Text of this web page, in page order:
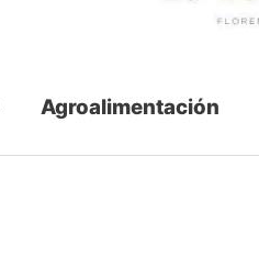
Agroalimentación